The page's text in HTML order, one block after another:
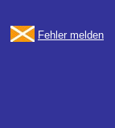
Fehler melden